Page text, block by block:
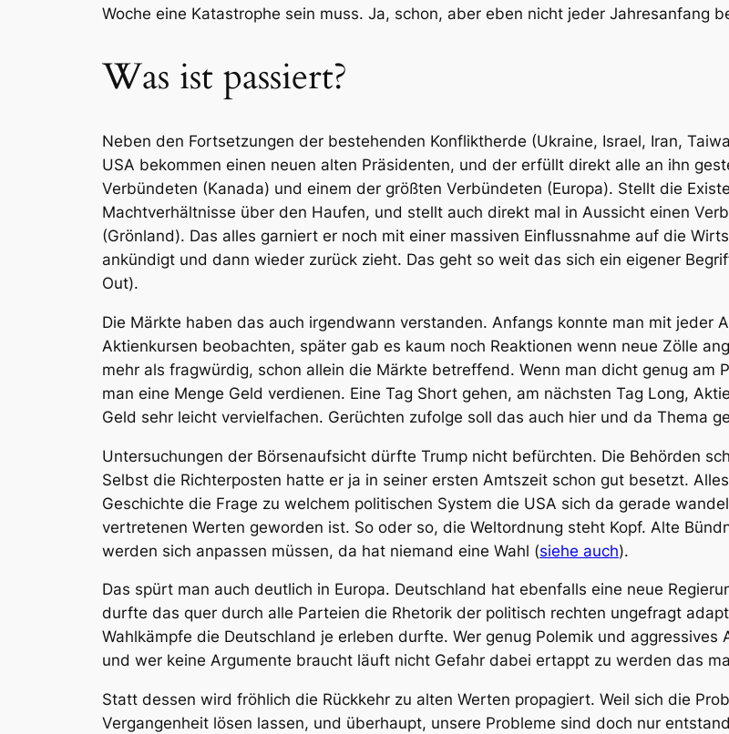
Woche eine Katastrophe sein muss. Ja, schon, aber eben nicht jeder Jahresanfang
Was ist passiert?
Neben den Fortsetzungen der bestehenden Konfliktherde (Ukraine, Israel, Iran,
USA bekommen einen neuen alten Präsidenten, und der erfüllt direkt alle an ihn
Verbündeten (Kanada) und einem der größten Verbündeten (Europa). Stellt die
Machtverhältnisse über den Haufen, und stellt auch direkt mal in Aussicht einen
(Grönland). Das alles garniert er noch mit einer massiven Einflussnahme auf die
ankündigt und dann wieder zurück zieht. Das geht so weit das sich ein eigener
Out).
Die Märkte haben das auch irgendwann verstanden. Anfangs konnte man mit jeder
Aktienkursen beobachten, später gab es kaum noch Reaktionen wenn neue Zölle
mehr als fragwürdig, schon allein die Märkte betreffend. Wenn man dicht genug am
man eine Menge Geld verdienen. Eine Tag Short gehen, am nächsten Tag Long,
Geld sehr leicht vervielfachen. Gerüchten zufolge soll das auch hier und da Thema
Untersuchungen der Börsenaufsicht dürfte Trump nicht befürchten. Die Behörden
Selbst die Richterposten hatte er ja in seiner ersten Amtszeit schon gut besetzt.
Geschichte die Frage zu welchem politischen System die USA sich da gerade
vertretenen Werten geworden ist. So oder so, die Weltordnung steht Kopf. Alte
werden sich anpassen müssen, da hat niemand eine Wahl (siehe auch).
Das spürt man auch deutlich in Europa. Deutschland hat ebenfalls eine neue
durfte das quer durch alle Parteien die Rhetorik der politisch rechten ungefragt
Wahlkämpfe die Deutschland je erleben durfte. Wer genug Polemik und
und wer keine Argumente braucht läuft nicht Gefahr dabei ertappt zu werden das
Statt dessen wird fröhlich die Rückkehr zu alten Werten propagiert. Weil sich die
Vergangenheit lösen lassen, und überhaupt, unsere Probleme sind doch nur